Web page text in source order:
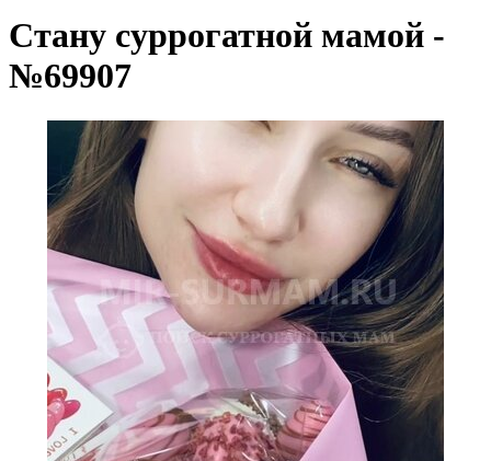
Стану суррогатной мамой -
№69907